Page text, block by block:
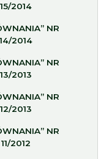
15/2014
NR
14/2014
NR
13/2013
NR
12/2013
NR
11/2012